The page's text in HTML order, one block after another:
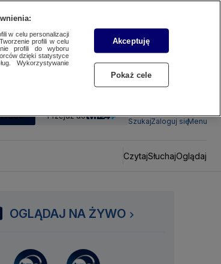
Przejdź do
SzukajZaloguj sięMenu
CzytajSłuchajOglądaj
OGLĄDAJ NA ŻYWO
w celu personalizacji
profili w celu
profili do wyboru
dzięki statystyce
Wykorzystywanie
Akceptuję
Pokaż cele